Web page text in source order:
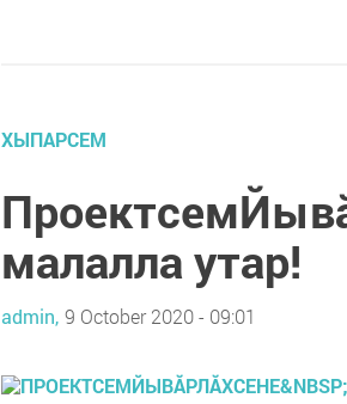
ХЫПАРСЕМ
малалла утар!
admin, 9 October 2020 - 09:01